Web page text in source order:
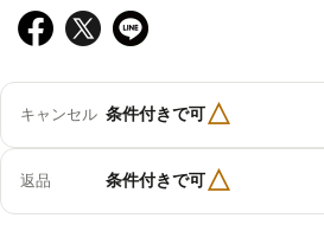
キャンセル 条件付きで可△
返品 条件付きで可△